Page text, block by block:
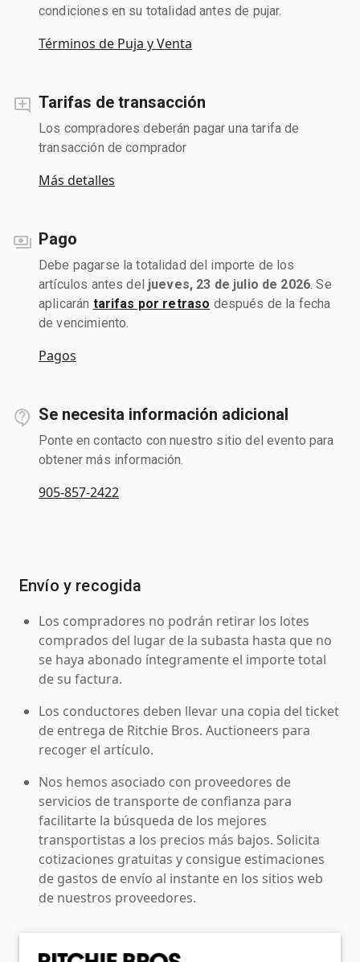
condiciones en su totalidad antes de pujar.
Términos de Puja y Venta
Tarifas de transacción
Los compradores deberán pagar una tarifa de
transacción de comprador
Más detalles
Pago
Debe pagarse la totalidad del importe de los
artículos antes del jueves, 23 de julio de 2026 . Se
aplicarán tarifas por retraso después de la fecha
de vencimiento.
Pagos
Se necesita información adicional
Ponte en contacto con nuestro sitio del evento para
obtener más información.
905-857-2422
Envío y recogida
Los compradores no podrán retirar los lotes
comprados del lugar de la subasta hasta que no
se haya abonado íntegramente el importe total
de su factura.
Los conductores deben llevar una copia del ticket
de entrega de Ritchie Bros. Auctioneers para
recoger el artículo.
Nos hemos asociado con proveedores de
servicios de transporte de confianza para
facilitarte la búsqueda de los mejores
transportistas a los precios más bajos. Solicita
cotizaciones gratuitas y consigue estimaciones
de gastos de envío al instante en los sitios web
de nuestros proveedores.